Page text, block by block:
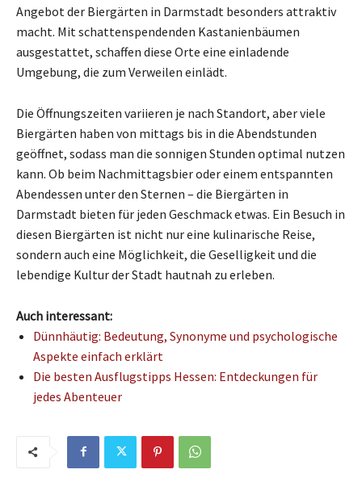
Angebot der Biergärten in Darmstadt besonders attraktiv
macht. Mit schattenspendenden Kastanienbäumen
ausgestattet, schaffen diese Orte eine einladende
Umgebung, die zum Verweilen einlädt.
Die Öffnungszeiten variieren je nach Standort, aber viele
Biergärten haben von mittags bis in die Abendstunden
geöffnet, sodass man die sonnigen Stunden optimal nutzen
kann. Ob beim Nachmittagsbier oder einem entspannten
Abendessen unter den Sternen – die Biergärten in
Darmstadt bieten für jeden Geschmack etwas. Ein Besuch in
diesen Biergärten ist nicht nur eine kulinarische Reise,
sondern auch eine Möglichkeit, die Geselligkeit und die
lebendige Kultur der Stadt hautnah zu erleben.
Auch interessant:
Dünnhäutig: Bedeutung, Synonyme und psychologische
Aspekte einfach erklärt
Die besten Ausflugstipps Hessen: Entdeckungen für
jedes Abenteuer